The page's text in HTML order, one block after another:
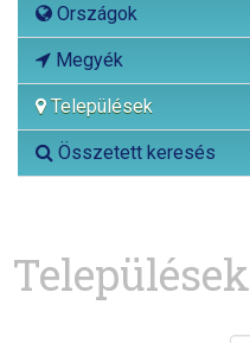
Országok
Megyék
Települések
Összetett keresés
Települések